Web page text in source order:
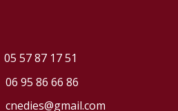
05 57 87 17 51
06 95 86 66 86
cnedies@gmail.com